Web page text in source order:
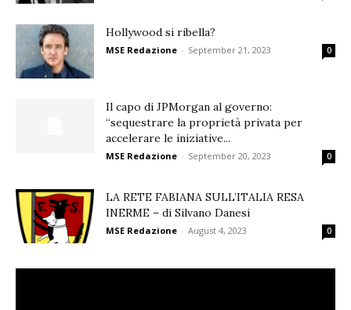
Hollywood si ribella?
MSE Redazione - September 21, 2023 0
Il capo di JPMorgan al governo:
“sequestrare la proprietà privata per
accelerare le iniziative...
MSE Redazione - September 20, 2023 0
LA RETE FABIANA SULL’ITALIA RESA
INERME – di Silvano Danesi
MSE Redazione - August 4, 2023 0